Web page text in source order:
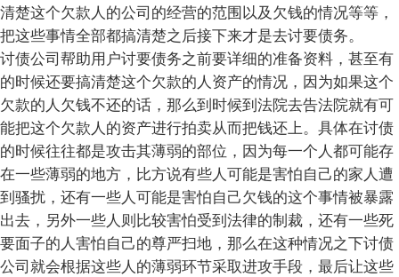
清楚这个欠款人的公司的经营的范围以及欠钱的情况等等，
把这些事情全部都搞清楚之后接下来才是去讨要债务。
讨债公司帮助用户讨要债务之前要详细的准备资料，甚至有
的时候还要搞清楚这个欠款的人资产的情况，因为如果这个
欠款的人欠钱不还的话，那么到时候到法院去告法院就有可
能把这个欠款人的资产进行拍卖从而把钱还上。具体在讨债
的时候往往都是攻击其薄弱的部位，因为每一个人都可能存
在一些薄弱的地方，比方说有些人可能是害怕自己的家人遭
到骚扰，还有一些人可能是害怕自己欠钱的这个事情被暴露
出去，另外一些人则比较害怕受到法律的制裁，还有一些死
要面子的人害怕自己的尊严扫地，那么在这种情况之下讨债
公司就会根据这些人的薄弱环节采取进攻手段，最后让这些